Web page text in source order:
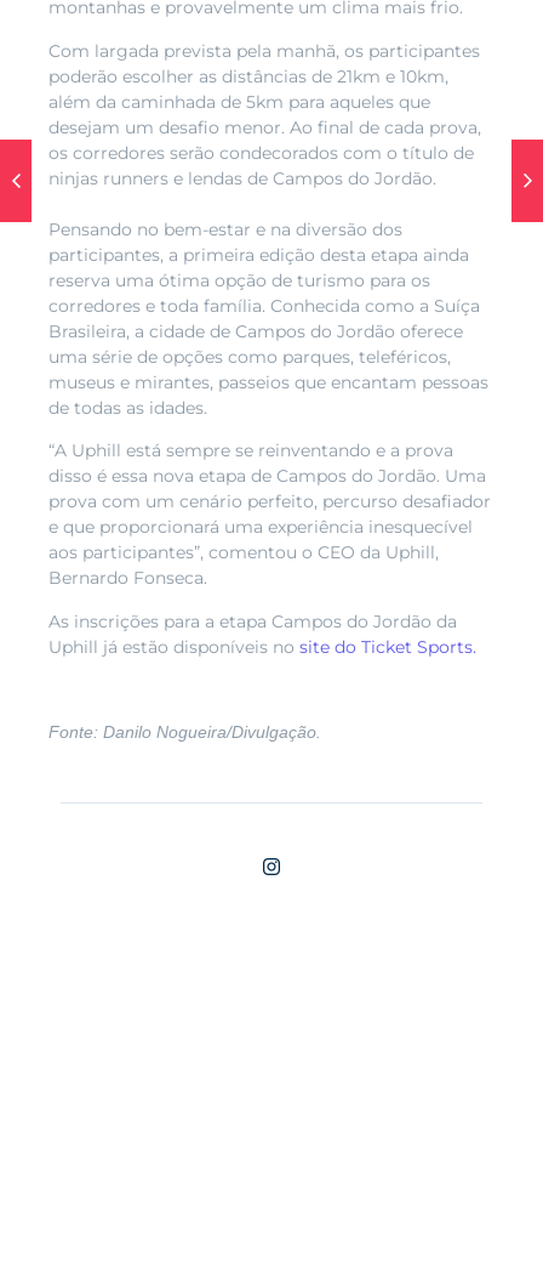
montanhas e provavelmente um clima mais frio.
Com largada prevista pela manhã, os participantes
poderão escolher as distâncias de 21km e 10km,
além da caminhada de 5km para aqueles que
desejam um desafio menor. Ao final de cada prova,
os corredores serão condecorados com o título de
ninjas runners e lendas de Campos do Jordão.
Pensando no bem-estar e na diversão dos
participantes, a primeira edição desta etapa ainda
reserva uma ótima opção de turismo para os
corredores e toda família. Conhecida como a Suíça
Brasileira, a cidade de Campos do Jordão oferece
uma série de opções como parques, teleféricos,
museus e mirantes, passeios que encantam pessoas
de todas as idades.
“A Uphill está sempre se reinventando e a prova
disso é essa nova etapa de Campos do Jordão. Uma
prova com um cenário perfeito, percurso desafiador
e que proporcionará uma experiência inesquecível
aos participantes”, comentou o CEO da Uphill,
Bernardo Fonseca.
As inscrições para a etapa Campos do Jordão da
Uphill já estão disponíveis no site do Ticket Sports.
Fonte: Danilo Nogueira/Divulgação.